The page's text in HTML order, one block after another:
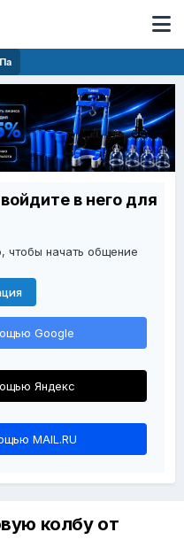
в него для
чтобы начать общение
Google
Яндекс
MAIL.RU
колбу от